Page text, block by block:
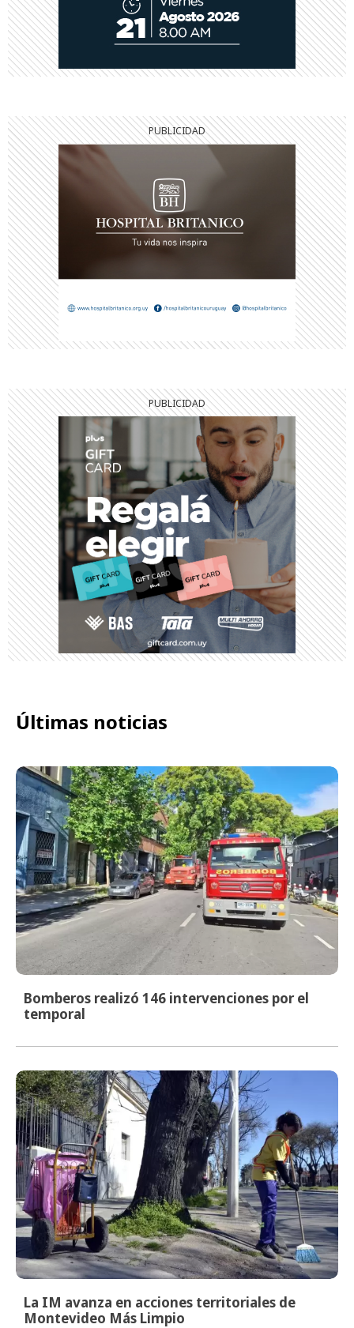
Últimas noticias
Bomberos realizó 146 intervenciones por el
temporal
La IM avanza en acciones territoriales de
Montevideo Más Limpio